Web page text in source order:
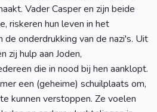
Vader Casper en zijn beide
riskeren hun leven in het
onderdrukking van de nazi's. Uit
zij hulp aan Joden,
die in nood bij hen aanklopt.
een (geheime) schuilplaats om,
kunnen verstoppen. Ze voelen